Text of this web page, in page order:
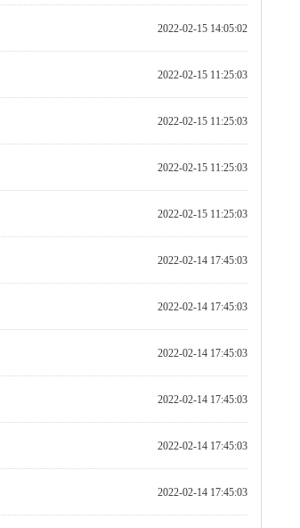
2022-02-15 14:05:02
2022-02-15 11:25:03
2022-02-15 11:25:03
2022-02-15 11:25:03
2022-02-15 11:25:03
2022-02-14 17:45:03
2022-02-14 17:45:03
2022-02-14 17:45:03
2022-02-14 17:45:03
2022-02-14 17:45:03
2022-02-14 17:45:03